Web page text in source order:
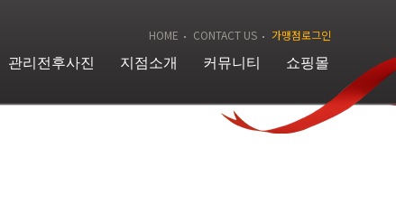
HOME CONTACT US
가맹점로그인
관리전후사진 지점소개 커뮤니티 쇼핑몰